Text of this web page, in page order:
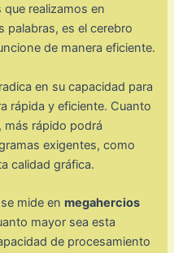
realizamos en
palabras, es el cerebro
de manera eficiente.
en su capacidad para
rápida y eficiente. Cuanto
más rápido podrá
exigentes, como
calidad gráfica.
mide en megahercios
mayor sea esta
de procesamiento